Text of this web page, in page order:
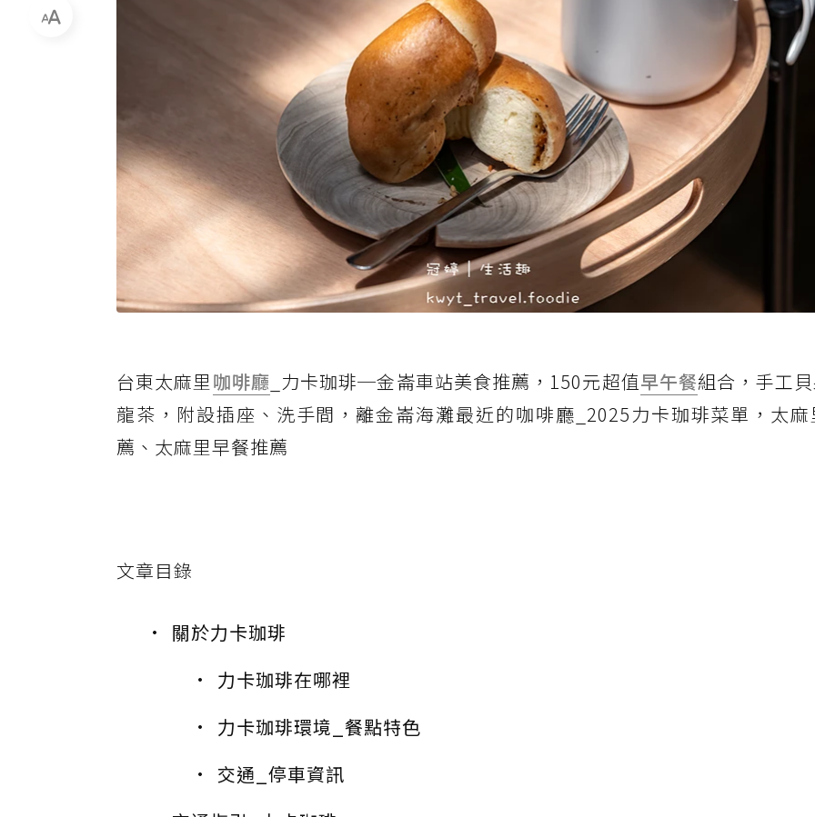
台東太麻里咖啡廳 _力卡珈琲─金崙車站美食推薦，150元超值早午餐組合，手工
龍茶，附設插座、洗手間，離金崙海灘最近的咖啡廳_2025力卡珈琲菜單，太
薦、太麻里早餐推薦
文章目錄
關於力卡珈琲
力卡珈琲在哪裡
力卡珈琲環境_餐點特色
交通_停車資訊